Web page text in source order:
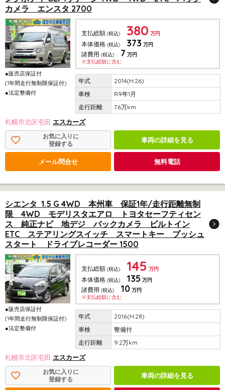
カメラ エンスタ 2700
●販売店保証付
(1年間走行無制限保証付)
●法定整備付
支払総額 (税込) 380 万円
本体価格 (税込) 373 万円
諸費用 (税込) 7 万円
※支払総額に含む
2014(H.26)
R9年1月
7.6万km
札幌市北区屯田 エスカーズ
お気に入りに
登録する
車両の詳細を見る
メール問合せ 無料電話
シエンタ 1.5 G 4WD 本州車 保証1年/走行距離無制
限 4WD モデリスタエアロ トヨタセーフティセン
ス 純正ナビ 地デジ バックカメラ ビルトイン
ETC ステアリングスイッチ スマートキー プッシュ
スタート ドライブレコーダー 1500
●販売店保証付
(1年間走行無制限保証付)
●法定整備付
支払総額 (税込) 145 万円
本体価格 (税込) 135 万円
諸費用 (税込) 10 万円
※支払総額に含む
2016(H.28)
整備付
9.2万km
札幌市北区屯田 エスカーズ
お気に入りに
登録する
車両の詳細を見る